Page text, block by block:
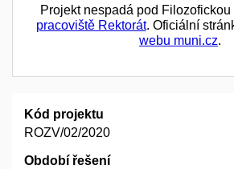
Projekt nespadá pod Filozofickou
pracoviště Rektorát. Oficiální
webu muni.cz.
Kód projektu
ROZV/02/2020
Období řešení